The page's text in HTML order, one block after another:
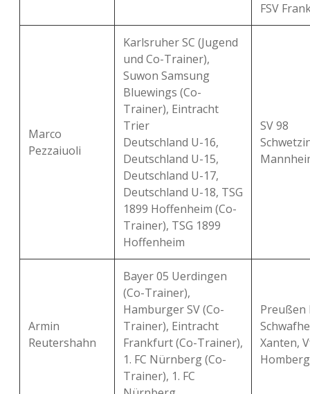
FSV
Marco
Pezzaiuoli
Karlsruher SC (Jugend
und Co-Trainer),
Suwon Samsung
Bluewings (Co-
Trainer), Eintracht
Trier
Deutschland U-16,
Deutschland U-15,
Deutschland U-17,
Deutschland U-18, TSG
1899 Hoffenheim (Co-
Trainer), TSG 1899
Hoffenheim
SV 98
Armin
Reutershahn
Bayer 05 Uerdingen
(Co-Trainer),
Hamburger SV (Co-
Trainer), Eintracht
Frankfurt (Co-Trainer),
1. FC Nürnberg (Co-
Trainer), 1. FC
Preußen
Xanten,
Homberg